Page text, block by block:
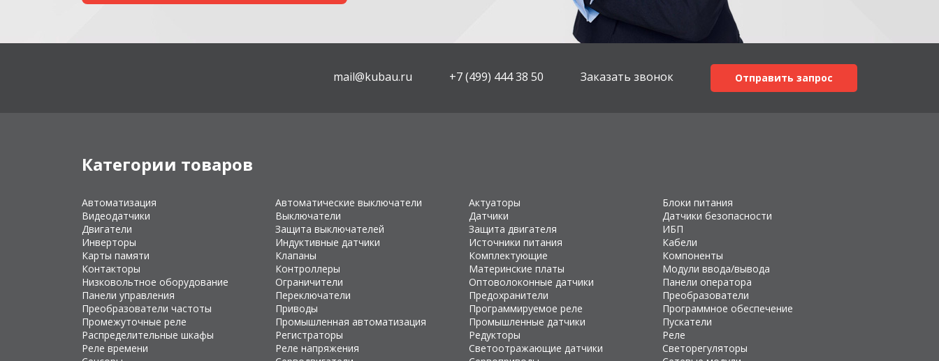
mail@kubau.ru +7 (499) 444 38 50 Заказать звонок Отправить запрос
Категории товаров
Автоматизация Автоматические выключатели Актуаторы
Блоки питания
Видеодатчики
Выключатели Датчики
Датчики безопасности
Двигатели
Защита выключателей Защита двигателя
ИБП
Инверторы
Индуктивные датчики Источники питания
Кабели
Карты памяти
Клапаны Комплектующие
Компоненты
Контакторы
Контроллеры Материнские платы
Модули ввода/вывода
Низковольтное оборудование
Ограничители Оптоволоконные датчики
Панели оператора
Панели управления
Переключатели Предохранители
Преобразователи
Преобразователи частоты
Приводы Программируемое реле
Программное обеспечение
Промежуточные реле
Промышленная автоматизация Промышленные датчики
Пускатели
Распределительные шкафы
Регистраторы Редукторы
Реле
Реле времени
Реле напряжения Светоотражающие датчики
Светорегуляторы